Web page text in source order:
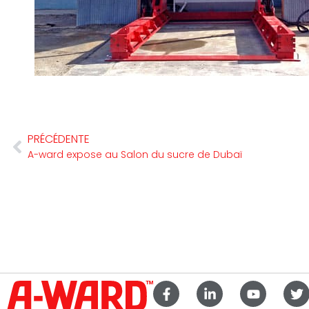
PRÉCÉDENTE
A-ward expose au Salon du sucre de Dubaï